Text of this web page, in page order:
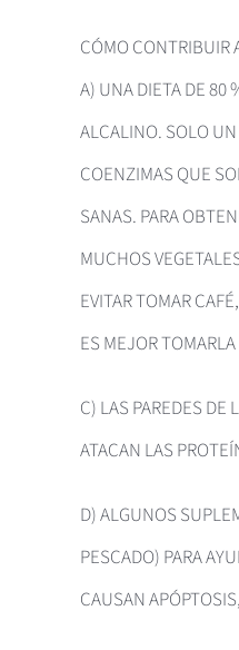
CÓMO CONTRIBUIR
A) UNA DIETA DE 80
ALCALINO. SOLO
COENZIMAS QUE
SANAS. PARA
MUCHOS
EVITAR TOMAR
ES MEJOR
C) LAS PAREDES DE
ATACAN LAS
D) ALGUNOS
PESCADO) PARA
CAUSAN